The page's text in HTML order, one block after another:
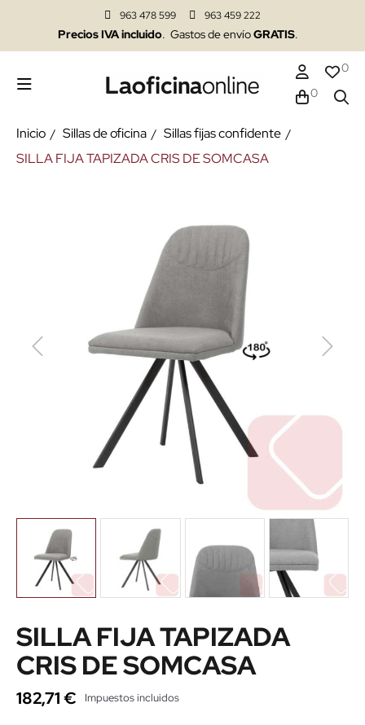
963 478 599 963 459 222
Precios IVA incluido. Gastos de envíoGRATIS.
0
0
Inicio Sillas de oficina
Sillas fijas confidente
SILLA FIJA TAPIZADA CRIS DE SOMCASA
SILLA FIJA TAPIZADA
CRIS DE SOMCASA
182,71 € Impuestos incluidos